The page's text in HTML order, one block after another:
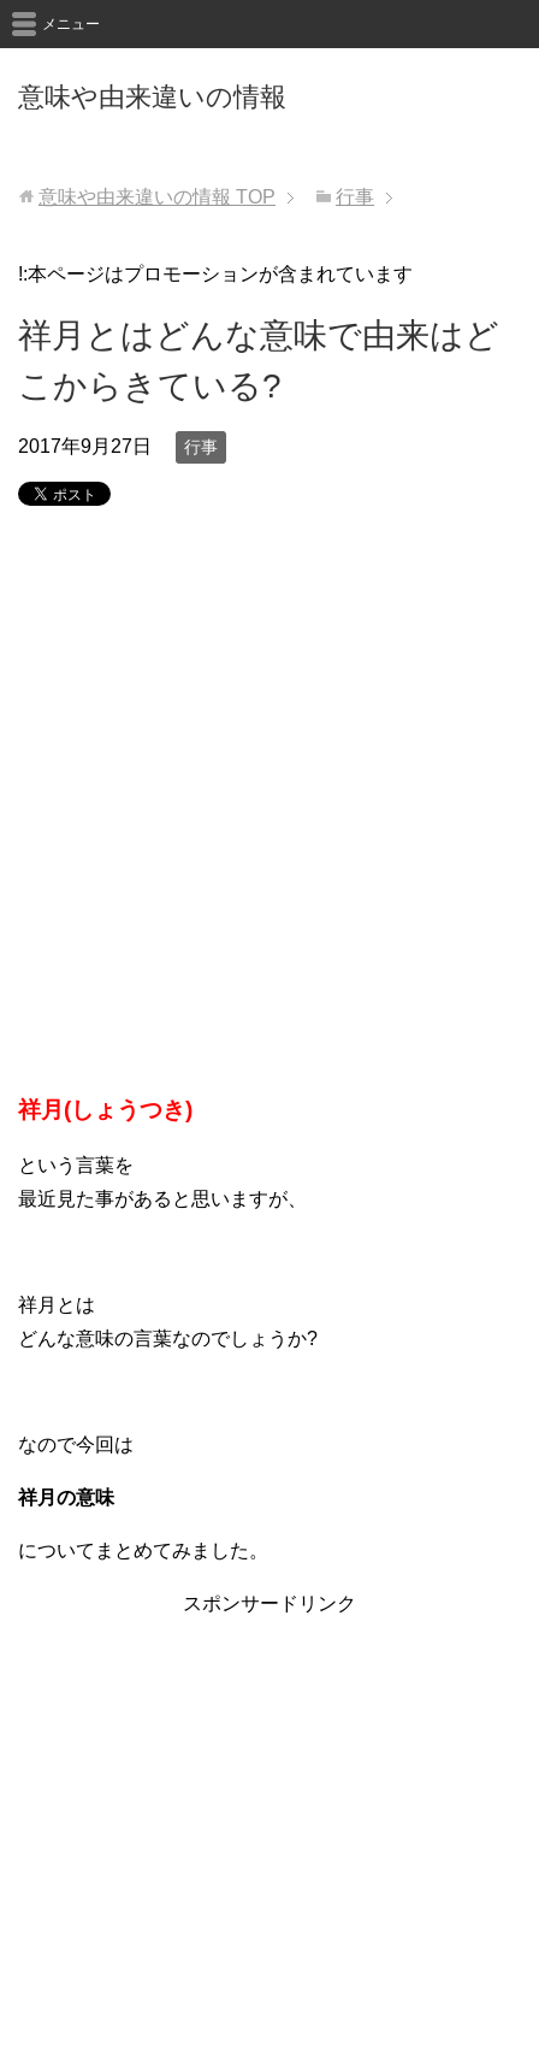
意味や由来違いの情報
メニュー
意味や由来違いの情報 TOP 行事
!:本ページはプロモーションが含まれています
祥月とはどんな意味で由来はど
こからきている?
2017年9月27日 行事
祥月(しょうつき)
という言葉を
最近見た事があると思いますが、
祥月とは
どんな意味の言葉なのでしょうか?
なので今回は
祥月の意味
についてまとめてみました。
スポンサードリンク